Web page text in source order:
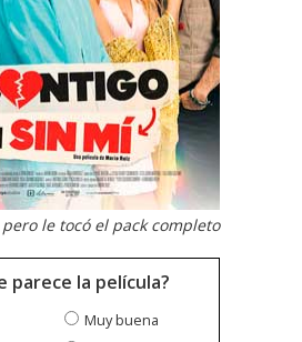
le tocó el pack completo
parece la película?
Muy buena